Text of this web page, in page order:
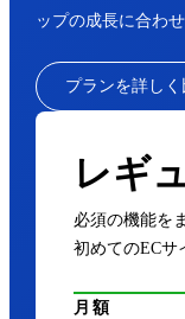
ップの成長に合わ
プランを詳し
レギ
必須の機能を
初めてのECサ
月額